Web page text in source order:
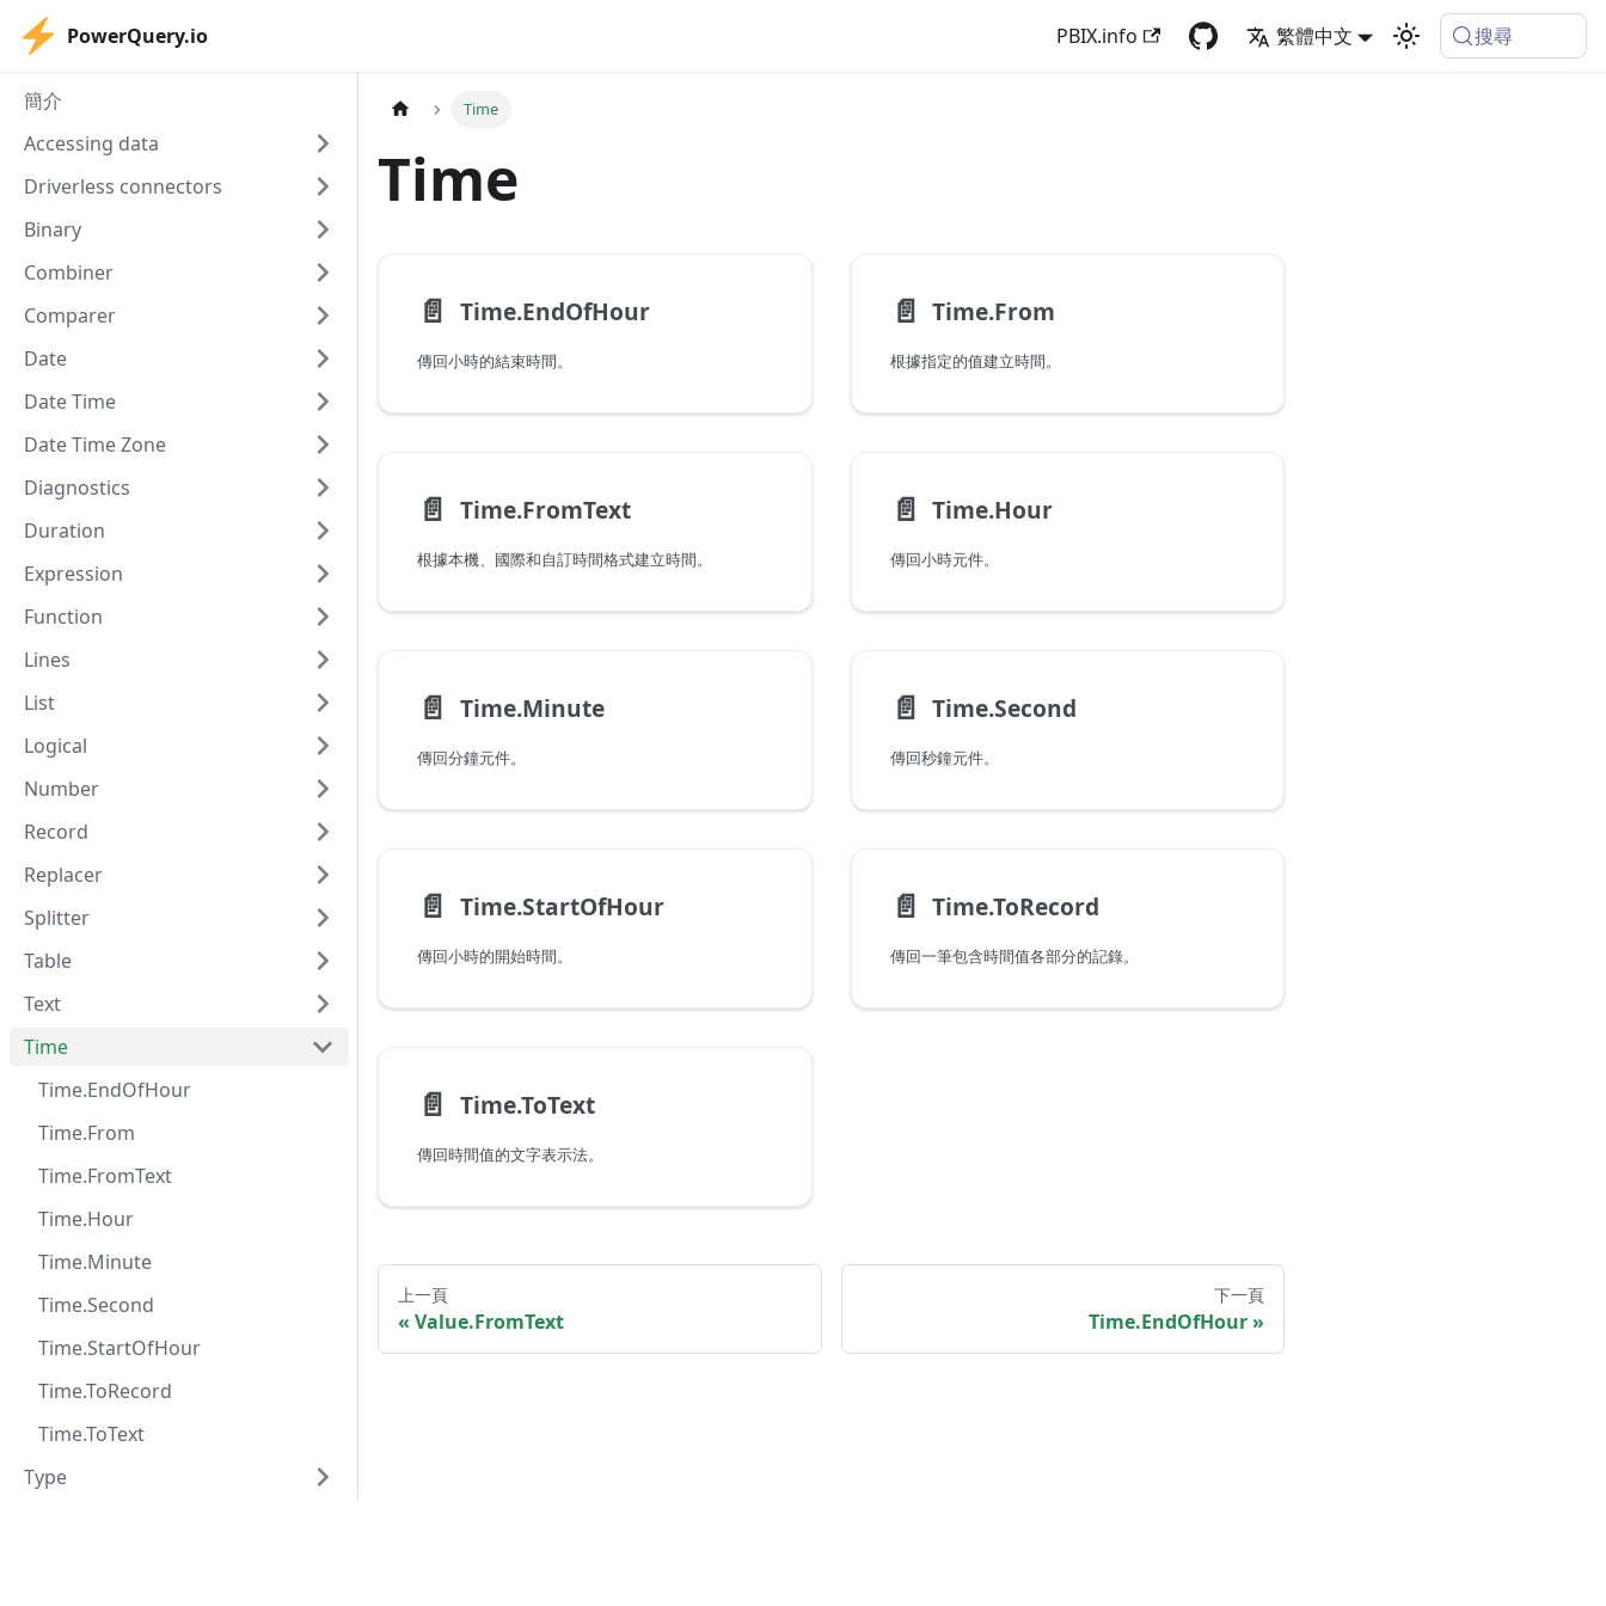
PowerQuery.io PBIX.info 繁體中文 搜尋
簡介
Accessing data
Driverless connectors
Binary
Combiner
Comparer
Date
Date Time
Date Time Zone
Diagnostics
Duration
Expression
Function
Lines
List
Logical
Number
Record
Replacer
Splitter
Table
Text
Time
Time.EndOfHour
Time.From
Time.FromText
Time.Hour
Time.Minute
Time.Second
Time.StartOfHour
Time.ToRecord
Time.ToText
Type
Time
Time
📄️ Time.EndOfHour
傳回小時的結束時間。
📄️ Time.From
根據指定的值建立時間。
📄️ Time.FromText
根據本機、國際和自訂時間格式建立時間。
📄️ Time.Hour
傳回小時元件。
📄️ Time.Minute
傳回分鐘元件。
📄️ Time.Second
傳回秒鐘元件。
📄️ Time.StartOfHour
傳回小時的開始時間。
📄️ Time.ToRecord
傳回一筆包含時間值各部分的記錄。
📄️ Time.ToText
傳回時間值的文字表示法。
上一頁
Value.FromText
下一頁
Time.EndOfHour